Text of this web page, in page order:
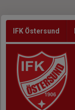
IFK Östersund